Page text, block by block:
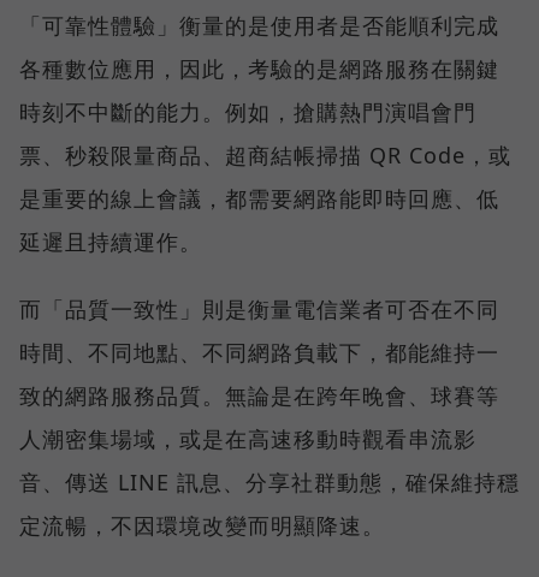
「可靠性體驗」衡量的是使用者是否能順利完成
各種數位應用，因此，考驗的是網路服務在關鍵
時刻不中斷的能力。例如，搶購熱門演唱會門
票、秒殺限量商品、超商結帳掃描 QR Code，或
是重要的線上會議，都需要網路能即時回應、低
延遲且持續運作。
而「品質一致性」則是衡量電信業者可否在不同
時間、不同地點、不同網路負載下，都能維持一
致的網路服務品質。無論是在跨年晚會、球賽等
人潮密集場域，或是在高速移動時觀看串流影
音、傳送 LINE 訊息、分享社群動態，確保維持穩
定流暢，不因環境改變而明顯降速。